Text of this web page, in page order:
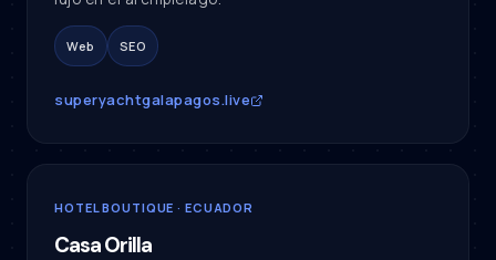
Web SEO
superyachtgalapagos.live
HOTEL BOUTIQUE · ECUADOR
Casa Orilla